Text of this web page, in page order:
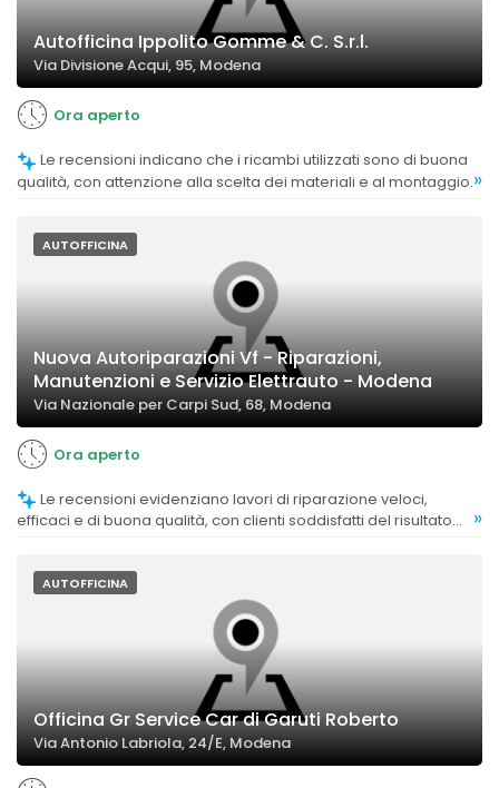
Autofficina Ippolito Gomme & C. S.r.l.
Via Divisione Acqui, 95, Modena
Ora aperto
qualità, con attenzione alla scelta dei materiali e al montaggio.»
AUTOFFICINA
Nuova Autoriparazioni Vf - Riparazioni,
Manutenzioni e Servizio Elettrauto - Modena
Via Nazionale per Carpi Sud, 68, Modena
Ora aperto
efficaci e di buona qualità, con clienti soddisfatti del risultato
»
AUTOFFICINA
Officina Gr Service Car di Garuti Roberto
Via Antonio Labriola, 24/E, Modena